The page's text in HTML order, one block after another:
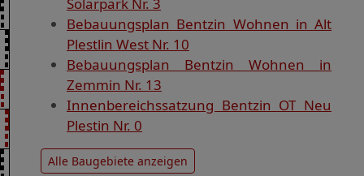
Solarpark Nr. 3
Bebauungsplan Bentzin Wohnen in Alt
Plestlin West Nr. 10
Bebauungsplan Bentzin Wohnen in
Zemmin Nr. 13
Innenbereichssatzung Bentzin OT Neu
Plestin Nr. 0
Alle Baugebiete anzeigen